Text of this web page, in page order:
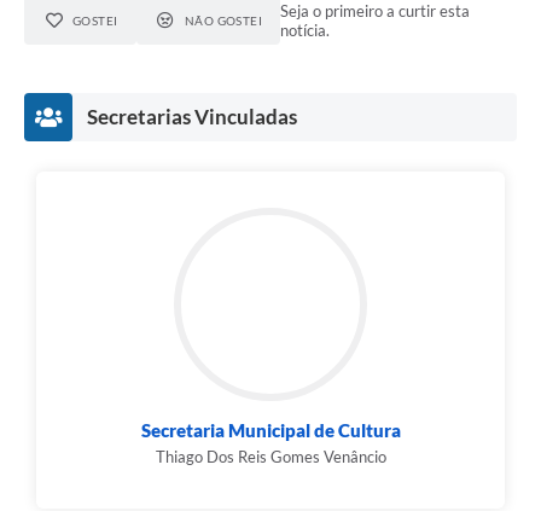
GOSTEI NÃO GOSTEI
Seja o primeiro a curtir esta
notícia.
Secretarias Vinculadas
Secretaria Municipal de Cultura
Thiago Dos Reis Gomes Venâncio